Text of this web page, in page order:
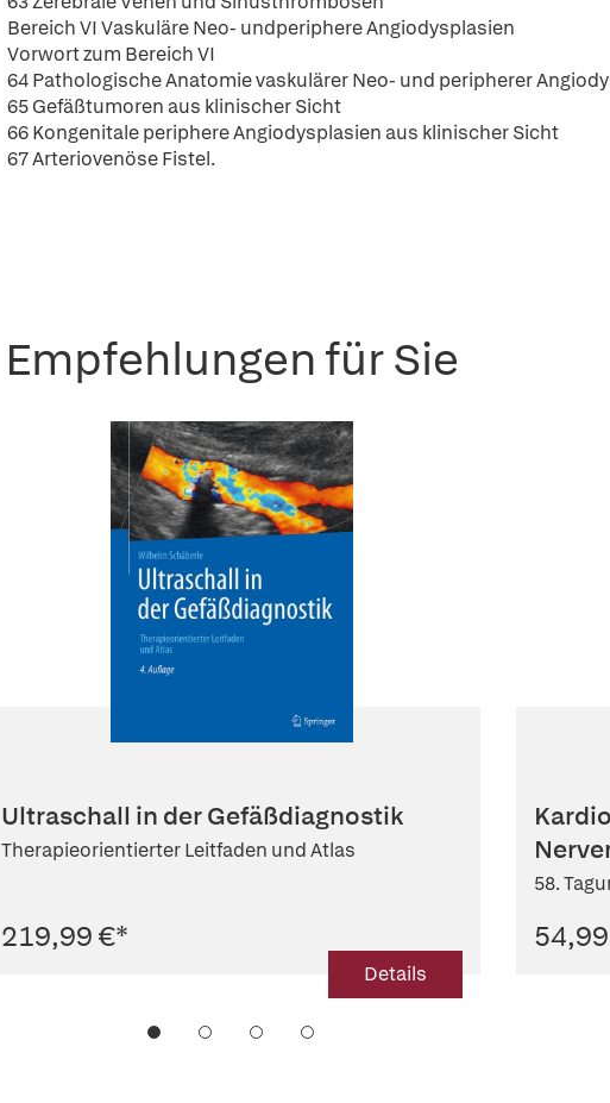
Bereich VI Vaskuläre Neo- undperiphere Angiodysplasien
Vorwort zum Bereich VI
64 Pathologische Anatomie vaskulärer Neo- und peripherer
65 Gefäßtumoren aus klinischer Sicht
66 Kongenitale periphere Angiodysplasien aus klinischer Sicht
67 Arteriovenöse Fistel.
Empfehlungen für Sie
Ultraschall in der Gefäßdiagnostik
Therapieorientierter Leitfaden und Atlas
219,99 €*
Details
Prob...
58.